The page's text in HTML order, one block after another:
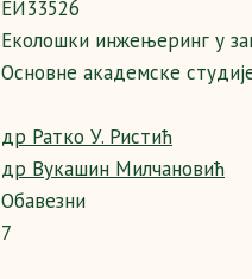
ЕИ33526
Еколошки инжењеринг у
Основне академске
др Ратко У. Ристић
др Вукашин Милчановић
Обавезни
7